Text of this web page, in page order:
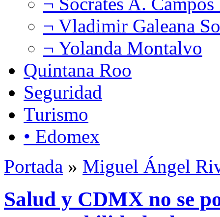
¬ Vladimir Galeana
¬ Yolanda Montalvo
Quintana Roo
Seguridad
Turismo
• Edomex
Portada » Miguel Ángel
Salud y CDMX no se